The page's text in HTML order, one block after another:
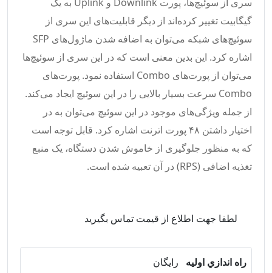
گیگابیت تغییر کرده‌اند از دیگر قابلیت‌های این سری از
سوئیچ‌های شبکه می‌توان به اضافه شدن ماژول‌های SFP
اشاره کرد. این بدین معنی است که در این سری از سوئیچ‌ها
می‌توان از پورت‌های Combo استفاده نمود. پورت‌های
Combo سرعت بسیار بالایی را در این سوئیچ ایجاد می‌کند.
از جمله ویژگی‌های موجود در این سوئیچ می‌توان به در
اختیار داشتن ۴۸ پورت اترنت اشاره کرد. قابل توجه است
که به منظور جلوگیری از خاموش شدن دستگاه، یک منبع
تغذیه اضافی (RPS) در آن تعبیه شده است.
لطفا جهت اطلاع از قیمت تماس بگیرید
راه اندازي اوليه
رایگان